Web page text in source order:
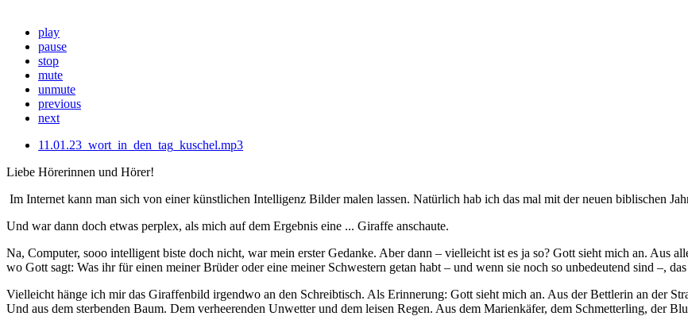
play
pause
stop
mute
unmute
previous
next
11.01.23_wort_in_den_tag_kuschel.mp3
Liebe Hörerinnen und Hörer!
Im Internet kann man sich von einer künstlichen Intelligenz Bilder malen lassen. Natürlich hab ich das mal mit der neuen biblischen
Und war dann doch etwas perplex, als mich auf dem Ergebnis eine ... Giraffe anschaute.
Na, Computer, sooo intelligent biste doch nicht, war mein erster Gedanke. Aber dann – vielleicht ist es ja so? Gott sieht mich an. Aus
wo Gott sagt: Was ihr für einen meiner Brüder oder eine meiner Schwestern getan habt – und wenn sie noch so unbedeutend sind –,
Vielleicht hänge ich mir das Giraffenbild irgendwo an den Schreibtisch. Als Erinnerung: Gott sieht mich an. Aus der Bettlerin an der
Und aus dem sterbenden Baum. Dem verheerenden Unwetter und dem leisen Regen. Aus dem Marienkäfer, dem Schmetterling, der